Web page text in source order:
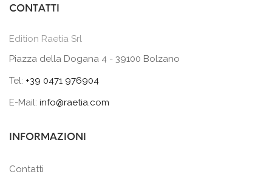
CONTATTI
Edition Raetia Srl
Piazza della Dogana 4 - 39100 Bolzano
Tel: +39 0471 976904
E-Mail: info@raetia.com
INFORMAZIONI
Contatti